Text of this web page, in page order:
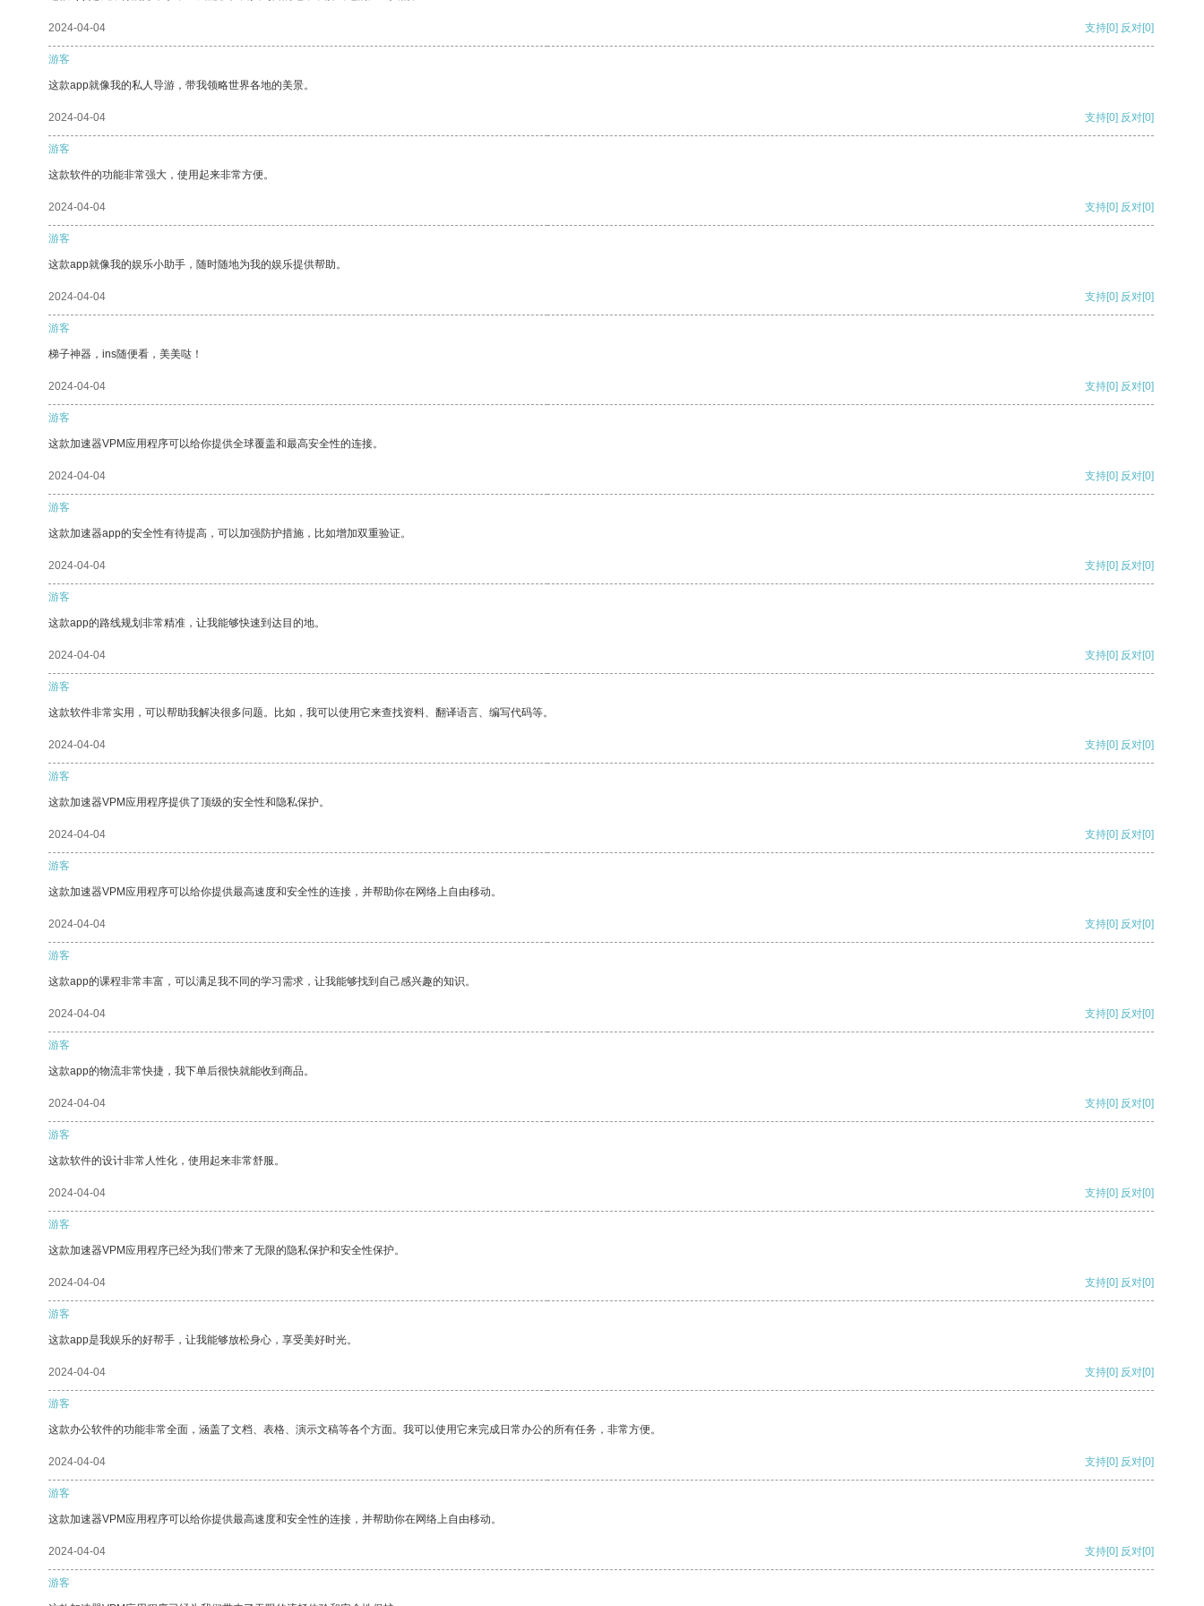
2024-04-04 支持[0] 反对[0]
游客
这款app就像我的私人导游，带我领略世界各地的美景。
2024-04-04 支持[0] 反对[0]
游客
这款软件的功能非常强大，使用起来非常方便。
2024-04-04 支持[0] 反对[0]
游客
这款app就像我的娱乐小助手，随时随地为我的娱乐提供帮助。
2024-04-04 支持[0] 反对[0]
游客
梯子神器，ins随便看，美美哒！
2024-04-04 支持[0] 反对[0]
游客
这款加速器VPM应用程序可以给你提供全球覆盖和最高安全性的连接。
2024-04-04 支持[0] 反对[0]
游客
这款加速器app的安全性有待提高，可以加强防护措施，比如增加双重验证。
2024-04-04 支持[0] 反对[0]
游客
这款app的路线规划非常精准，让我能够快速到达目的地。
2024-04-04 支持[0] 反对[0]
游客
这款软件非常实用，可以帮助我解决很多问题。比如，我可以使用它来查找资料、翻译语言、编写代码等。
2024-04-04 支持[0] 反对[0]
游客
这款加速器VPM应用程序提供了顶级的安全性和隐私保护。
2024-04-04 支持[0] 反对[0]
游客
这款加速器VPM应用程序可以给你提供最高速度和安全性的连接，并帮助你在网络上自由移动。
2024-04-04 支持[0] 反对[0]
游客
这款app的课程非常丰富，可以满足我不同的学习需求，让我能够找到自己感兴趣的知识。
2024-04-04 支持[0] 反对[0]
游客
这款app的物流非常快捷，我下单后很快就能收到商品。
2024-04-04 支持[0] 反对[0]
游客
这款软件的设计非常人性化，使用起来非常舒服。
2024-04-04 支持[0] 反对[0]
游客
这款加速器VPM应用程序已经为我们带来了无限的隐私保护和安全性保护。
2024-04-04 支持[0] 反对[0]
游客
这款app是我娱乐的好帮手，让我能够放松身心，享受美好时光。
2024-04-04 支持[0] 反对[0]
游客
这款办公软件的功能非常全面，涵盖了文档、表格、演示文稿等各个方面。我可以使用它来完成日常办公的所有任务，非常方便。
2024-04-04 支持[0] 反对[0]
游客
这款加速器VPM应用程序可以给你提供最高速度和安全性的连接，并帮助你在网络上自由移动。
2024-04-04 支持[0] 反对[0]
游客